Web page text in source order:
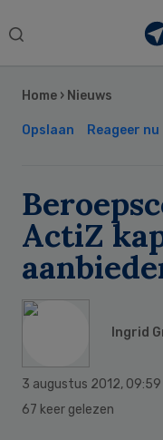
Search
Home › Nieuws
Opslaan Reageer nu
ActiZ
Ingrid
3 augustus 2012, 09:59
67 keer gelezen
Sidebar